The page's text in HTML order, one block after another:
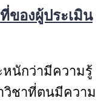
ของผู้ประเมิน
หนักว่ามีความรู้
วิชาที่ตนมีความ